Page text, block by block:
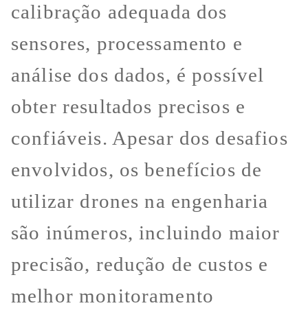
calibração adequada dos
sensores, processamento e
análise dos dados, é possível
obter resultados precisos e
confiáveis. Apesar dos desafios
envolvidos, os benefícios de
utilizar drones na engenharia
são inúmeros, incluindo maior
precisão, redução de custos e
melhor monitoramento